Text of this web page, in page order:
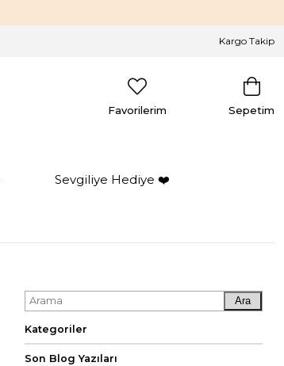
Kargo Takip
Sepetim
Favorilerim
Sevgiliye Hediye ❤️
Ara
Kategoriler
Son Blog Yazıları